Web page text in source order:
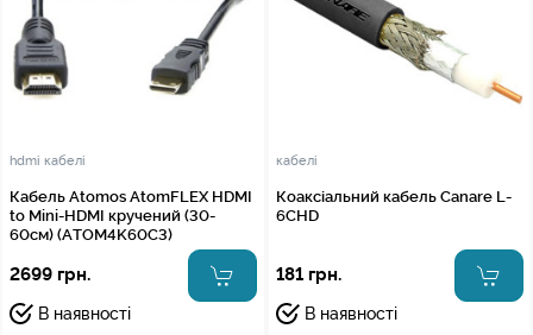
hdmi кабелі
Кабель Atomos AtomFLEX HDMI
to Mini-HDMI кручений (30-
60см) (ATOM4K60C3)
2699 грн.
В наявності
кабелі
Коаксіальний кабель Canare L-
6CHD
181 грн.
В наявності